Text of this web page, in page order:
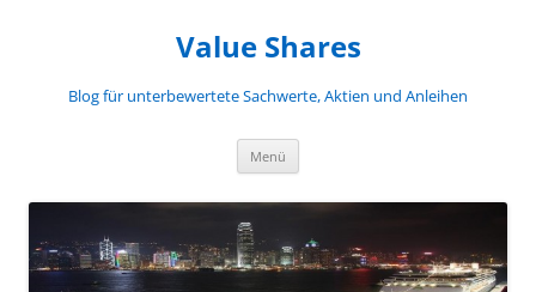
Value Shares
Blog für unterbewertete Sachwerte, Aktien und Anleihen
Menü